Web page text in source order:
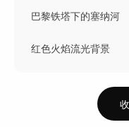
巴黎铁塔下的塞纳河
红色火焰流光背景